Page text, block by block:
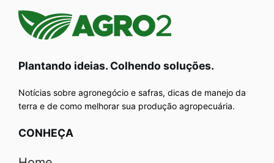
Plantando ideias. Colhendo soluções.
Notícias sobre agronegócio e safras, dicas de manejo da
terra e de como melhorar sua produção agropecuária.
CONHEÇA